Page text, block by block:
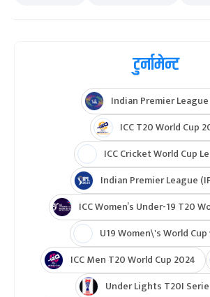
थ्रीस्टार क्लब नेपाल पुलिस क्लब